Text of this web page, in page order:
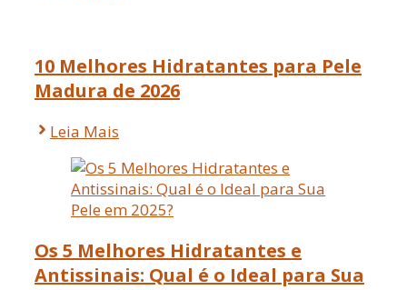
10 Melhores Hidratantes para Pele
Madura de 2026
Leia Mais
Os 5 Melhores Hidratantes e
Antissinais: Qual é o Ideal para Sua